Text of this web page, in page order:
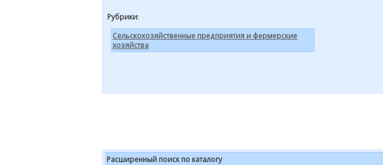
Рубрики:
Сельскохозяйственные предприятия и фермерские
хозяйства
Расширенный поиск по каталогу